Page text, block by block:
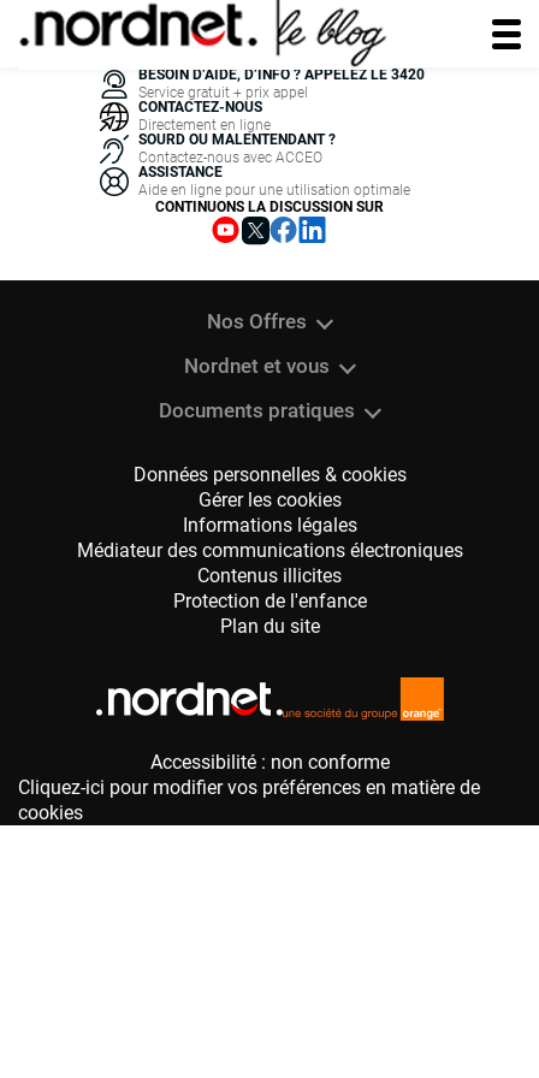
Accessibilité : non conforme
Cliquez-ici pour modifier vos préférences en matière de
cookies